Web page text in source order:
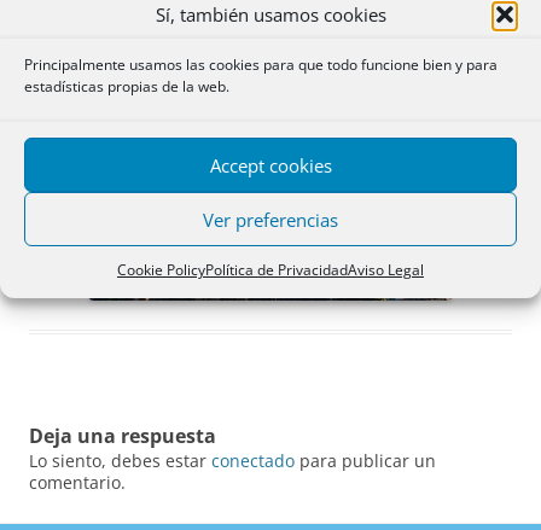
Sí, también usamos cookies
Principalmente usamos las cookies para que todo funcione bien y para
estadísticas propias de la web.
Accept cookies
Ver preferencias
Cookie PolicyPolítica de PrivacidadAviso Legal
Deja una respuesta
Lo siento, debes estar conectado para publicar un
comentario.